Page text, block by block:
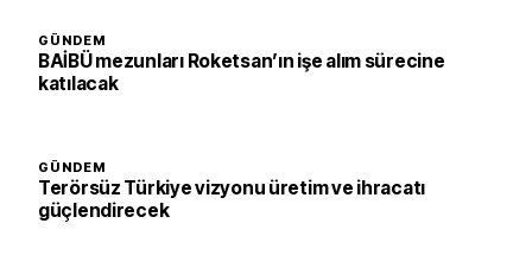
GÜNDEM
BAİBÜ mezunları Roketsan’ın işe alım sürecine
katılacak
GÜNDEM
Terörsüz Türkiye vizyonu üretim ve ihracatı
güçlendirecek